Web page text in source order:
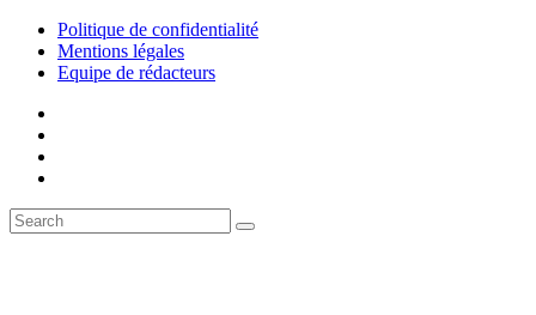
Politique de confidentialité
Mentions légales
Equipe de rédacteurs